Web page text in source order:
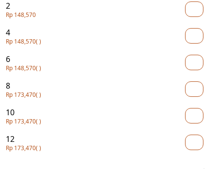
2
Rp 148,570
4
Rp 148,570( )
6
Rp 148,570( )
8
Rp 173,470( )
10
Rp 173,470( )
12
Rp 173,470( )